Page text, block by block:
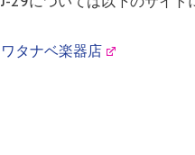
ワタナベ楽器店